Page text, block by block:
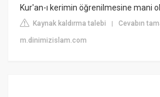
Kur'an-ı kerimin öğrenilmesine mani
Kaynak kaldırma talebi |Cevabın
m.dinimizislam.com